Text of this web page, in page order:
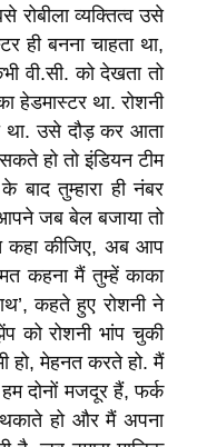
व्यक्तित्व उसे
ही बनना चाहता था,
वी.सी. को देखता तो
हेडमास्टर था. रोशनी
था. उसे दौड़ कर आता
हो तो इंडियन टीम
बाद तुम्हारा ही नंबर
जब बेल बजाया तो
कहा कीजिए, अब आप
कहना मैं तुम्हें काका
कहते हुए रोशनी ने
को रोशनी भांप चुकी
हो, मेहनत करते हो. मैं
दोनों मजदूर हैं, फर्क
हो और मैं अपना